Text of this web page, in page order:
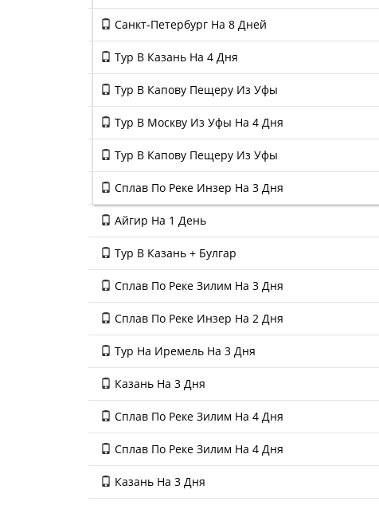
Санкт-Петербург На 8 Дней
Тур В Казань На 4 Дня
Тур В Капову Пещеру Из Уфы
Тур В Москву Из Уфы На 4 Дня
Тур В Капову Пещеру Из Уфы
Сплав По Реке Инзер На 3 Дня
Айгир На 1 День
Тур В Казань + Булгар
Сплав По Реке Зилим На 3 Дня
Сплав По Реке Инзер На 2 Дня
Тур На Иремель На 3 Дня
Казань На 3 Дня
Сплав По Реке Зилим На 4 Дня
Сплав По Реке Зилим На 4 Дня
Казань На 3 Дня